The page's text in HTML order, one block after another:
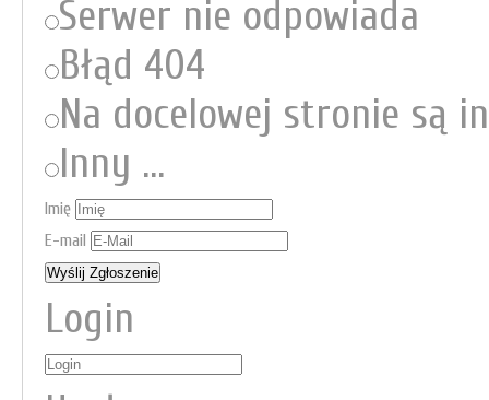
Serwer nie odpowiada
Błąd 404
Na docelowej stronie są
Inny ...
Imię
E-mail
Login